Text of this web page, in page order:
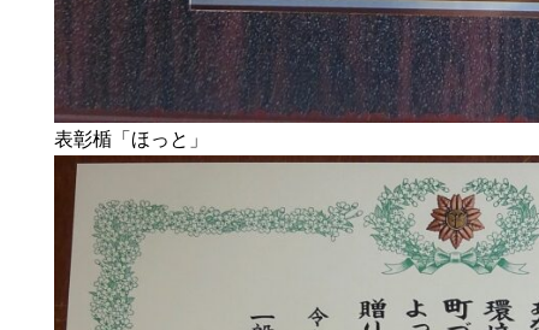
表彰楯「ほっと」